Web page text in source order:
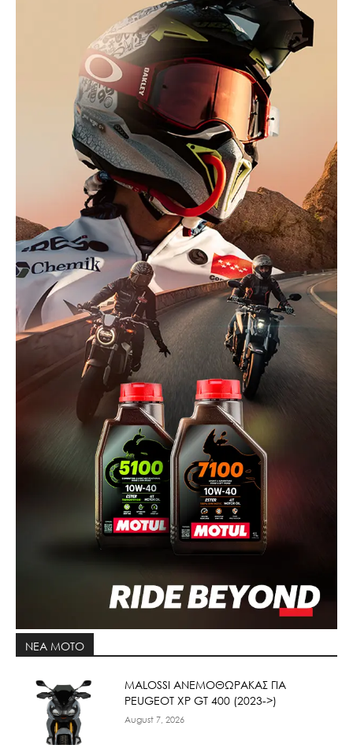
ΝΕΑ MOTO
ΜΑLOSSI ΑΝΕΜΟΘΩΡΑΚΑΣ ΓΙΑ
PEUGEOT XP GT 400 (2023->)
August 7, 2026